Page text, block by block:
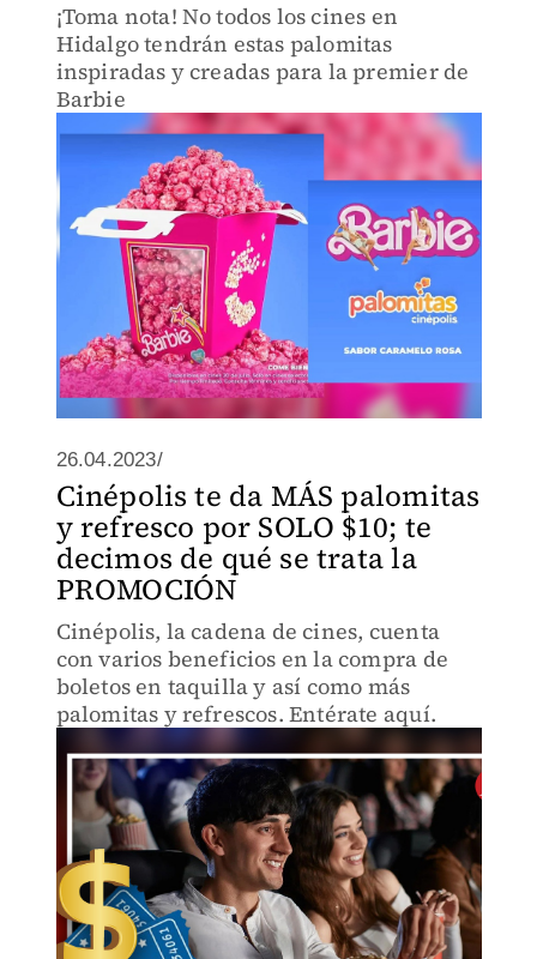
¡Toma nota! No todos los cines en
Hidalgo tendrán estas palomitas
inspiradas y creadas para la premier de
Barbie
26.04.2023/
Cinépolis te da MÁS palomitas
y refresco por SOLO $10; te
decimos de qué se trata la
PROMOCIÓN
Cinépolis, la cadena de cines, cuenta
con varios beneficios en la compra de
boletos en taquilla y así como más
palomitas y refrescos. Entérate aquí.